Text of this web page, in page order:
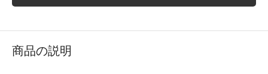
商品の説明